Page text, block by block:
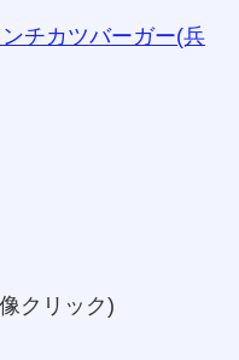
チカツバーガー(兵
クリック)